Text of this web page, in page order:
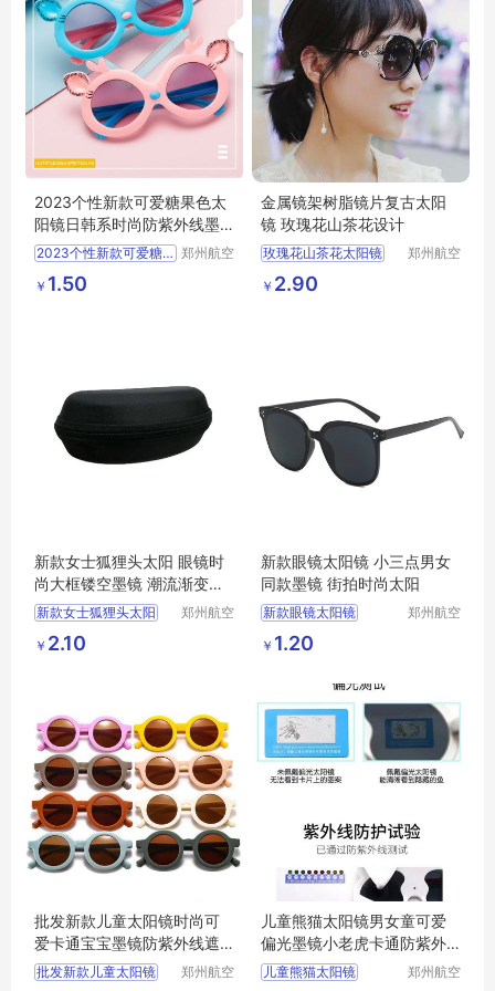
2023个性新款可爱糖果色太
阳镜日韩系时尚防紫外线墨
镜潮
2023个性新款可爱糖果色太阳镜 郑州航空
￥ 1.50
金属镜架树脂镜片复古太阳
镜 玫瑰花山茶花设计
玫瑰花山茶花太阳镜
欧美复古百搭男女墨镜
潮流太阳镜
郑州航空
￥ 2.90
新款女士狐狸头太阳 眼镜时
尚大框镂空墨镜 潮流渐变防
紫外线
新款女士狐狸头太阳
眼镜时尚大框镂空墨镜
潮流渐变防紫外线
郑州航空
￥ 2.10
新款眼镜太阳镜 小三点男女
同款墨镜 街拍时尚太阳
新款眼镜太阳镜
小三点男女同款墨镜
街拍时尚太阳
郑州航空
￥ 1.20
批发新款儿童太阳镜时尚可
爱卡通宝宝墨镜防紫外线遮
阳镜
批发新款儿童太阳镜
郑州航空
儿童熊猫太阳镜男女童可爱
偏光墨镜小老虎卡通防紫外
线
儿童熊猫太阳镜
郑州航空